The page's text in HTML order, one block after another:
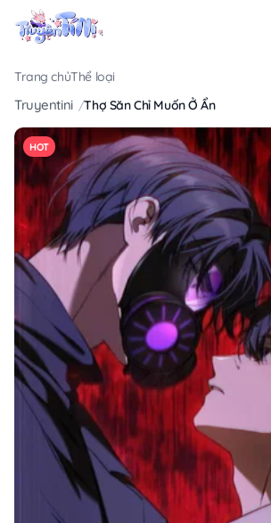
Trang chủThể loại
Truyentini Thợ Săn Chỉ Muốn Ở Ẩn
HOT